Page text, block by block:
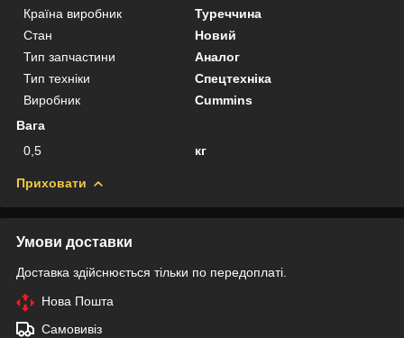
Країна виробник
Туреччина
Стан
Новий
Тип запчастини
Аналог
Тип техніки
Спецтехніка
Виробник
Cummins
Вага
0,5
кг
Приховати
Умови доставки
Доставка здійснюється тільки по передоплаті.
Нова Пошта
Самовивіз